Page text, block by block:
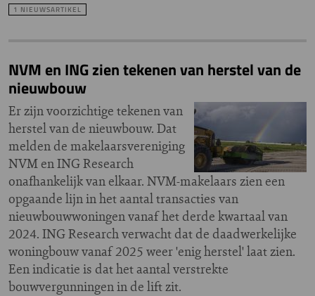
1 NIEUWSARTIKEL
NVM en ING zien tekenen van herstel van de
nieuwbouw
Er zijn voorzichtige tekenen van
herstel van de nieuwbouw. Dat
melden de makelaarsvereniging
NVM en ING Research
onafhankelijk van elkaar. NVM-makelaars zien een
opgaande lijn in het aantal transacties van
nieuwbouwwoningen vanaf het derde kwartaal van
2024. ING Research verwacht dat de daadwerkelijke
woningbouw vanaf 2025 weer 'enig herstel' laat zien.
Een indicatie is dat het aantal verstrekte
bouwvergunningen in de lift zit.